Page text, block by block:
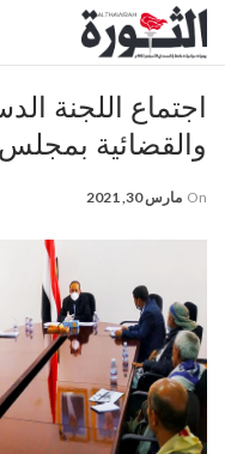
اجتماع اللجنة
والقضائية
On مارس 30, 2021